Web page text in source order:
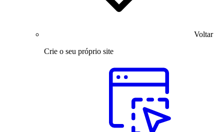
Voltar
Crie o seu próprio site